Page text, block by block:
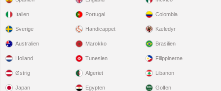
Italien
Sverige
Portugal
Handicappet
Colombia
Kæledyr
Australien
Holland
Østrig
Japan
Marokko
Tunesien
Algeriet
Egypten
Brasilien
Filippinerne
Libanon
Golfen